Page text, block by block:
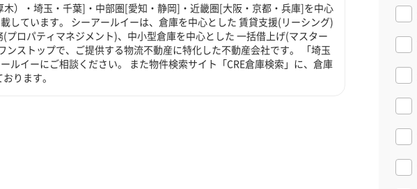
）・埼玉・千葉]・中部圏[愛知・静岡]・近畿圏[大阪・京都・兵庫]を中心
しています。 シーアールイーは、倉庫を中心とした 賃貸支援(リーシング)
ロパティマネジメント)、中小型倉庫を中心とした 一括借上げ(マスター
ストップで、ご提供する物流不動産に特化した不動産会社です。 「埼玉
イーにご相談ください。 また物件検索サイト「CRE倉庫検索」に、倉庫
ります。